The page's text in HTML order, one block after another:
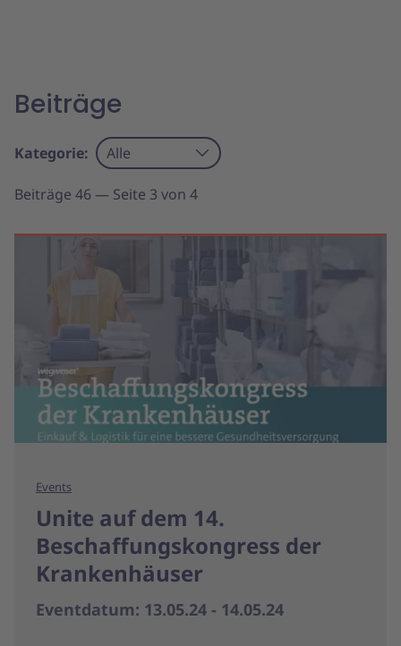
Beiträge
Kategorie: Alle
Beiträge 46 — Seite 3 von 4
Events
Unite auf dem 14.
Beschaffungskongress der
Krankenhäuser
Eventdatum: 13.05.24 - 14.05.24